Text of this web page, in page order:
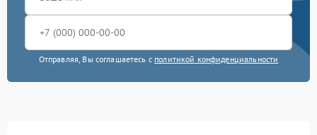
Отправляя, Вы соглашаетесь с политикой конфиденциальности